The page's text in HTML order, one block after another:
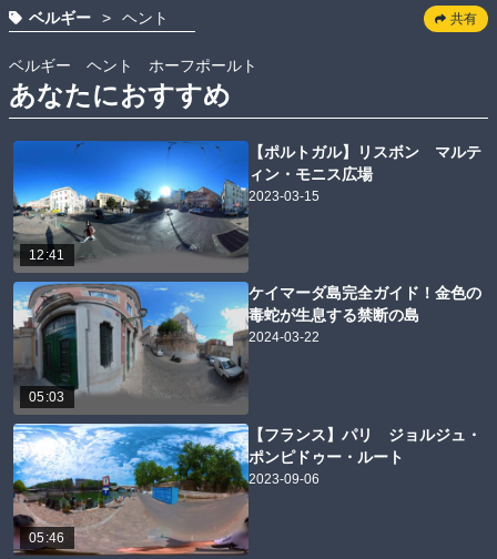
ベルギー > ヘント 共有
ベルギー　ヘント　ホーフポールト
あなたにおすすめ
12:41
【ポルトガル】リスボン マルテ
ィン・モニス広場
2023-03-15
05:03
ケイマーダ島完全ガイド！金色の
毒蛇が生息する禁断の島
2024-03-22
05:46
【フランス】パリ ジョルジュ・
ポンピドゥー・ルート
2023-09-06